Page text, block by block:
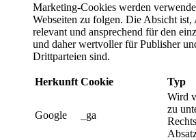
Marketing-Cookies werden
Webseiten zu folgen. Die Absicht ist,
relevant und ansprechend für den
und daher wertvoller für Publisher
Drittparteien sind.
Herkunft Cookie Typ
Google _ga
Wird
zu